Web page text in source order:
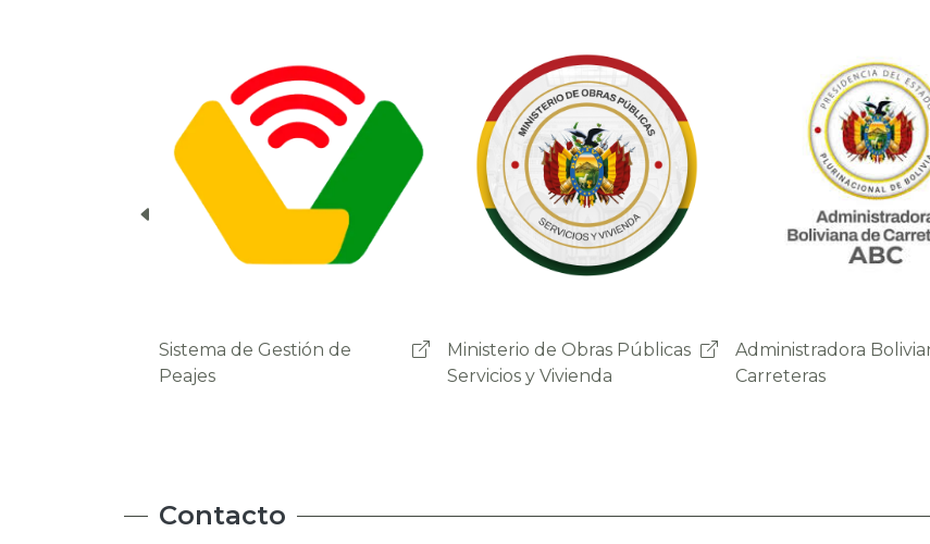
cuenta del usuario.
Ministerio de Obras Públicas
Servicios y Vivienda
Administradora Boliviana de
Carreteras
Sistema de Gestión de
Peajes
Contacto